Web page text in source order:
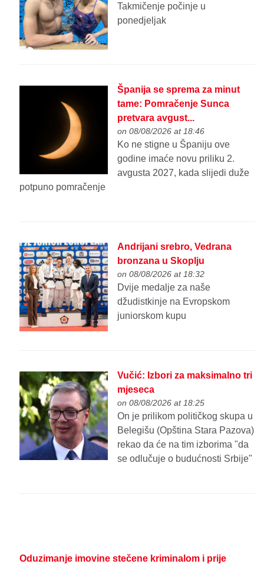
Takmičenje počinje u
ponedjeljak
Španija se sprema za minut
tame: Pomračenje Sunca
pretvara avgust...
on 08/08/2026 at 18:46
Ko ne stigne u Španiju ove
godine imaće novu priliku 2.
avgusta 2027, kada slijedi duže
potpuno pomračenje
Andrijani srebro, Vedrana
bronzana u Skoplju
on 08/08/2026 at 18:32
Dvije medalje za naše
džudistkinje na Evropskom
juniorskom kupu
Vučić: Izbori za maksimalno tri
mjeseca
on 08/08/2026 at 18:25
On je prilikom političkog skupa u
Belegišu (Opština Stara Pazova)
rekao da će na tim izborima "da
se odlučuje o budućnosti Srbije"
Oduzimanje imovine stečene kriminalom i prije